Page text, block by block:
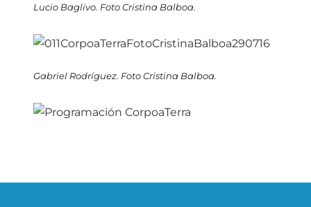
Lucio Baglivo. Foto Cristina Balboa.
Gabriel Rodríguez. Foto Cristina Balboa.